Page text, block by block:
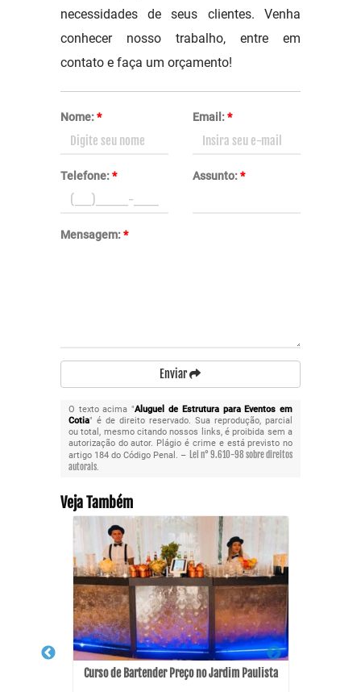
necessidades de seus clientes. Venha
conhecer nosso trabalho, entre em
contato e faça um orçamento!
Nome:* Email:*
Telefone:* Assunto:*
Mensagem:*
Enviar
O texto acima "Aluguel de Estrutura para Eventos em
Cotia" é de direito reservado. Sua reprodução, parcial
ou total, mesmo citando nossos links, é proibida sem a
autorização do autor. Plágio é crime e está previsto no
artigo 184 do Código Penal. – Lei n° 9.610-98 sobre direitos
autorais.
Veja Também
Curso de Bartender Preço no Jardim Paulista